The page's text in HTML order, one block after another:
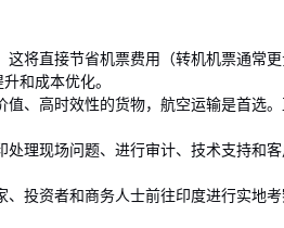
将直接节省机票费用（转机机票通常
和成本优化。
、高时效性的货物，航空运输是首选
理现场问题、进行审计、技术支持和
投资者和商务人士前往印度进行实地